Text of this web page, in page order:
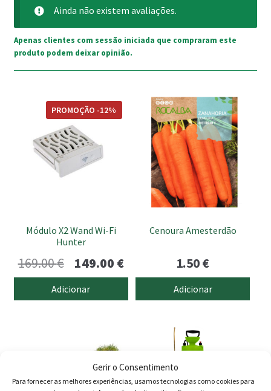
Gerir o Consentimento
Para fornecer as melhores experiências, usamos tecnologias como cookies para
Ainda não existem avaliações.
Apenas clientes com sessão iniciada que compraram este
produto podem deixar opinião.
Módulo X2 Wand Wi-Fi
Hunter
PROMOÇÃO -12%
169.00€
preço
original
169.00 €.
149.00 €O
atual
Adicionar
Cenoura Amesterdão
1.50€
Adicionar
variants.